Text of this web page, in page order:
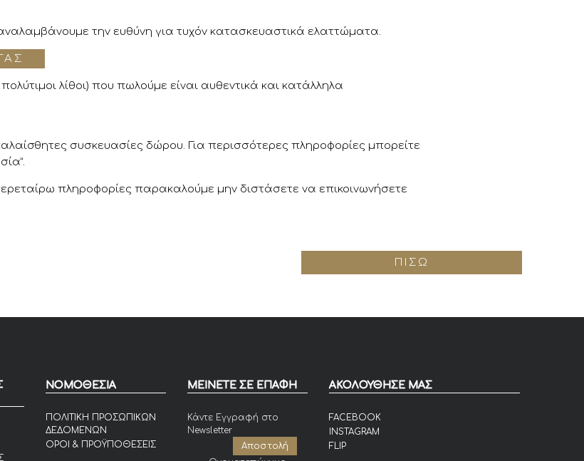
την ευθύνη για τυχόν κατασκευαστικά ελαττώματα.
λίθοι) που πωλούμε είναι αυθεντικά και κατάλληλα
συσκευασίες δώρου. Για περισσότερες πληροφορίες μπορείτε
”.
πληροφορίες παρακαλούμε μην διστάσετε να επικοινωνήσετε
ΠΊΣΩ
ΝΟΜΟΘΕΣΙΑ
ΠΟΛΙΤΙΚΗ ΠΡΟΣΩΠΙΚΩΝ
ΔΕΔΟΜΕΝΩΝ
ΟΡΟΙ & ΠΡΟΫΠΟΘΕΣΕΙΣ
ΜΕΙΝΕΤΕ ΣΕ ΕΠΑΦΗ
Κάντε Εγγραφή στο
Newsletter
ΑΚΟΛΟΥΘΗΣΕ ΜΑΣ
FACEBOOK
INSTAGRAM
FLIP